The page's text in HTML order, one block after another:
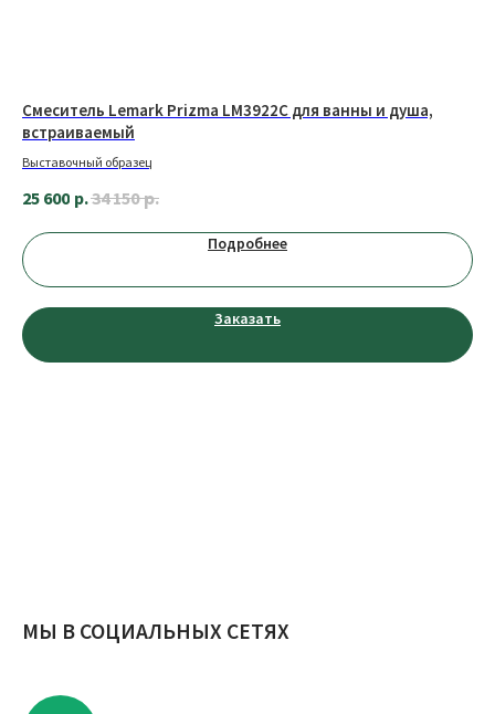
Смеситель Lemark Prizma LM3922C для ванны и душа,
встраиваемый
Выставочный образец
25 600 р.34 150 р.
Подробнее
Заказать
О КОМПАНИИ
Оплата
Доставка
Обмен и возврат
Телефон: